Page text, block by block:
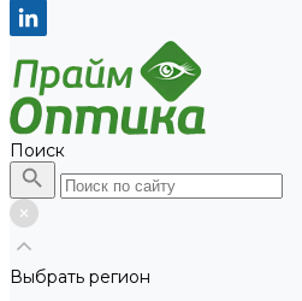
Поиск
Выбрать регион